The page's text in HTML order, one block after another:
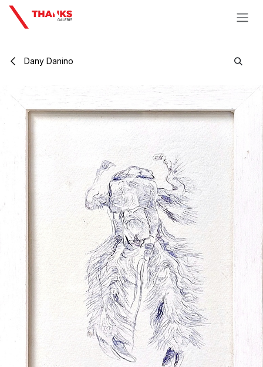
Se rendre au contenu
Dany Danino